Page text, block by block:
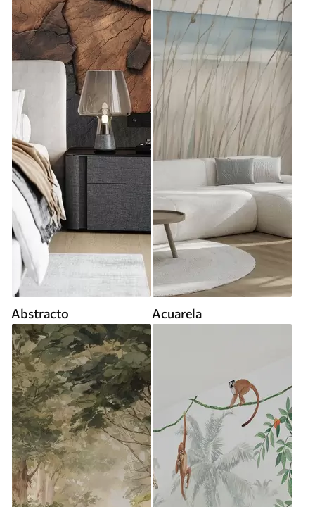
Abstracto Acuarela